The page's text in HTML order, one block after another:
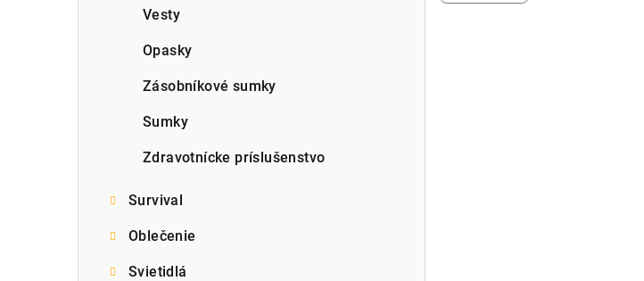
Vesty
Opasky
Zásobníkové sumky
Sumky
Zdravotnícke príslušenstvo
Survival
Oblečenie
Svietidlá